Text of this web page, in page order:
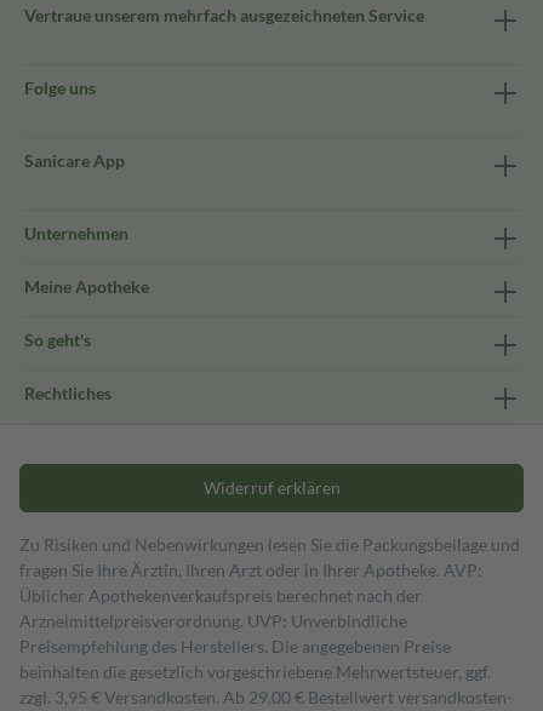
Vertraue unserem mehrfach ausgezeichneten Service
Folge uns
Sanicare App
Unternehmen
Meine Apotheke
So geht's
Rechtliches
Widerruf erklären
Zu Risiken und Nebenwirkungen lesen Sie die Packungsbeilage und
fragen Sie Ihre Ärztin, Ihren Arzt oder in Ihrer Apotheke. AVP:
Üblicher Apothekenverkaufspreis berechnet nach der
Arzneimittelpreisverordnung. UVP: Unverbindliche
Preisempfehlung des Herstellers. Die angegebenen Preise
beinhalten die gesetzlich vorgeschriebene Mehrwertsteuer, ggf.
zzgl. 3,95 € Versandkosten. Ab 29,00 € Bestell­wert versand­kosten­